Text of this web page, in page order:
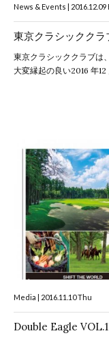
News & Events | 2016.12.09
東京クラシッククラ
東京クラシッククラブは
大変縁起の良い2016 年
Media | 2016.11.10 Thu
Double Eagle